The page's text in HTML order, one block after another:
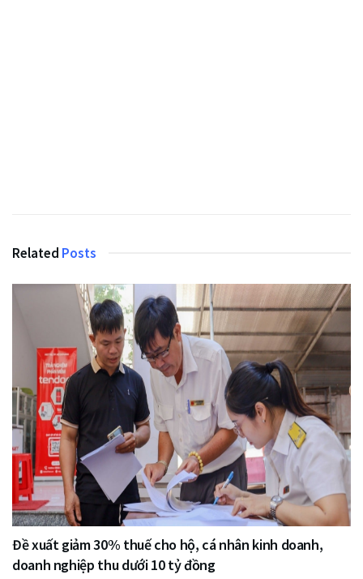
Related Posts
Đề xuất giảm 30% thuế cho hộ, cá nhân kinh doanh,
doanh nghiệp thu dưới 10 tỷ đồng